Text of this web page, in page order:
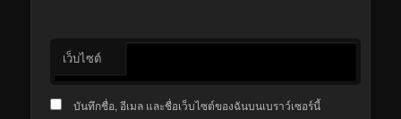
เว็บไซต์
บันทึกชื่อ, อีเมล และชื่อเว็บไซต์ของฉันบนเบราว์เซอร์นี้